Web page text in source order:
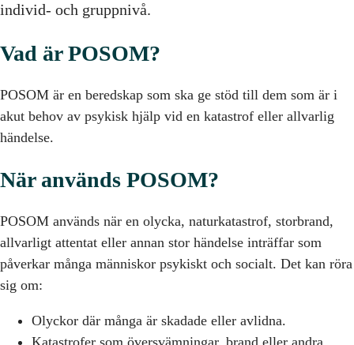
individ- och gruppnivå.
Vad är POSOM?
POSOM är en beredskap som ska ge stöd till dem som är i
akut behov av psykisk hjälp vid en katastrof eller allvarlig
händelse.
När används POSOM?
POSOM används när en olycka, naturkatastrof, storbrand,
allvarligt attentat eller annan stor händelse inträffar som
påverkar många människor psykiskt och socialt. Det kan röra
sig om:
Olyckor där många är skadade eller avlidna.